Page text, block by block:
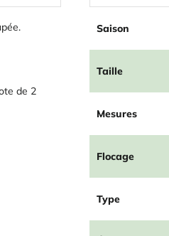
de 2
Saison
Taille
Mesures
Flocage
Type